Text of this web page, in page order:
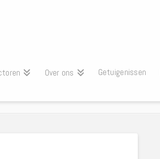
Over ons Getuigenissen